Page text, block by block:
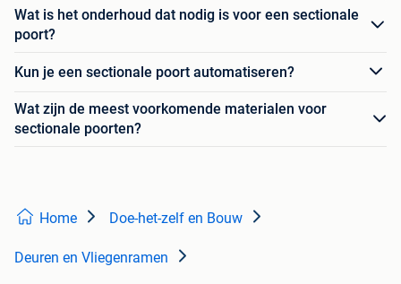
Wat is het onderhoud dat nodig is voor een sectionale
poort?
Kun je een sectionale poort automatiseren?
Wat zijn de meest voorkomende materialen voor
sectionale poorten?
Home Doe-het-zelf en Bouw
Deuren en Vliegenramen